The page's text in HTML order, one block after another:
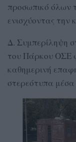
προσωπικό όλων
ενισχύοντας την
Δ. Συμπερίληψη
του Πάρκου ΟΣΕ
καθημερινή
στερεότυπα